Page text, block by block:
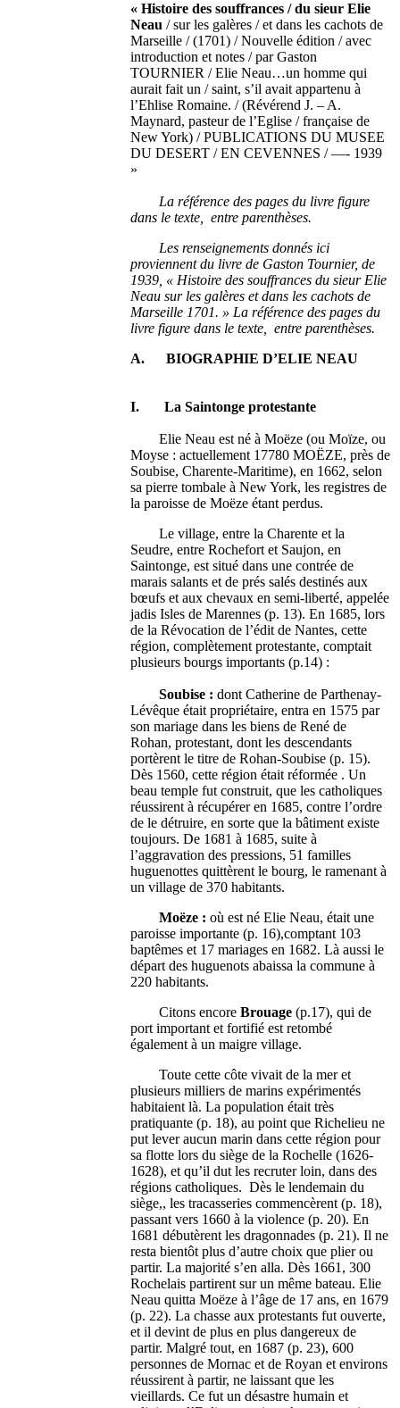
« Histoire des souffrances / du sieur Elie
Neau / sur les galères / et dans les cachots de
Marseille / (1701) / Nouvelle édition / avec
introduction et notes / par Gaston
TOURNIER / Elie Neau…un homme qui
aurait fait un / saint, s’il avait appartenu à
l’Ehlise Romaine. / (Révérend J. – A.
Maynard, pasteur de l’Eglise / française de
New York) / PUBLICATIONS DU MUSEE
DU DESERT / EN CEVENNES / —- 1939
»
La référence des pages du livre figure
dans le texte, entre parenthèses.
Les renseignements donnés ici
proviennent du livre de Gaston Tournier, de
1939, « Histoire des souffrances du sieur Elie
Neau sur les galères et dans les cachots de
Marseille 1701. » La référence des pages du
livre figure dans le texte, entre parenthèses.
A. BIOGRAPHIE D’ELIE NEAU
I. La Saintonge protestante
Elie Neau est né à Moëze (ou Moïze, ou
Moyse : actuellement 17780 MOËZE, près de
Soubise, Charente-Maritime), en 1662, selon
sa pierre tombale à New York, les registres de
la paroisse de Moëze étant perdus.
Le village, entre la Charente et la
Seudre, entre Rochefort et Saujon, en
Saintonge, est situé dans une contrée de
marais salants et de prés salés destinés aux
bœufs et aux chevaux en semi-liberté, appelée
jadis Isles de Marennes (p. 13). En 1685, lors
de la Révocation de l’édit de Nantes, cette
région, complètement protestante, comptait
plusieurs bourgs importants (p.14) :
Soubise : dont Catherine de Parthenay-
Lévêque était propriétaire, entra en 1575 par
son mariage dans les biens de René de
Rohan, protestant, dont les descendants
portèrent le titre de Rohan-Soubise (p. 15).
Dès 1560, cette région était réformée . Un
beau temple fut construit, que les catholiques
réussirent à récupérer en 1685, contre l’ordre
de le détruire, en sorte que la bâtiment existe
toujours. De 1681 à 1685, suite à
l’aggravation des pressions, 51 familles
huguenottes quittèrent le bourg, le ramenant à
un village de 370 habitants.
Moëze : où est né Elie Neau, était une
paroisse importante (p. 16),comptant 103
baptêmes et 17 mariages en 1682. Là aussi le
départ des huguenots abaissa la commune à
220 habitants.
Citons encoreBrouage(p.17), qui de
port important et fortifié est retombé
également à un maigre village.
Toute cette côte vivait de la mer et
plusieurs milliers de marins expérimentés
habitaient là. La population était très
pratiquante (p. 18), au point que Richelieu ne
put lever aucun marin dans cette région pour
sa flotte lors du siège de la Rochelle (1626-
1628), et qu’il dut les recruter loin, dans des
régions catholiques. Dès le lendemain du
siège,, les tracasseries commencèrent (p. 18),
passant vers 1660 à la violence (p. 20). En
1681 débutèrent les dragonnades (p. 21). Il ne
resta bientôt plus d’autre choix que plier ou
partir. La majorité s’en alla. Dès 1661, 300
Rochelais partirent sur un même bateau. Elie
Neau quitta Moëze à l’âge de 17 ans, en 1679
(p. 22). La chasse aux protestants fut ouverte,
et il devint de plus en plus dangereux de
partir. Malgré tout, en 1687 (p. 23), 600
personnes de Mornac et de Royan et environs
réussirent à partir, ne laissant que les
vieillards. Ce fut un désastre humain et